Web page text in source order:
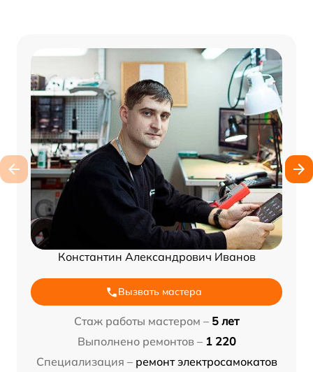
Константин Александрович Иванов
Вызвать мастера
Стаж работы мастером – 5 лет
Выполнено ремонтов – 1 220
Специализация – ремонт электросамокатов